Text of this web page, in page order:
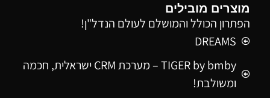
מוצרים מובילים
הפתרון הכולל והמושלם לעולם הנדל"ן!
DREAMS
TIGER by bmby – מערכת CRM ישראלית, חכמה
ומשולבת!